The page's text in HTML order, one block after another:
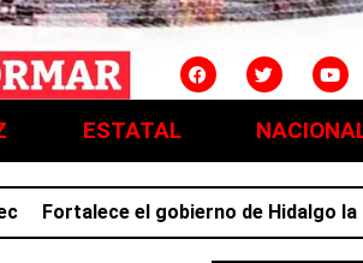
ESTATAL
el gobierno de Hidalgo la